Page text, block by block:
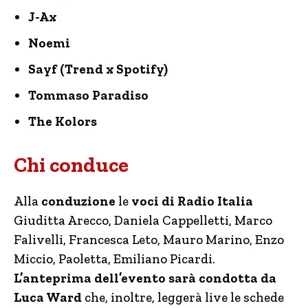
J-Ax
Noemi
Sayf (Trend x Spotify)
Tommaso Paradiso
The Kolors
Chi conduce
Alla conduzione le voci di Radio Italia
Giuditta Arecco, Daniela Cappelletti, Marco
Falivelli, Francesca Leto, Mauro Marino, Enzo
Miccio, Paoletta, Emiliano Picardi.
L’anteprima dell’evento sarà condotta da
Luca Ward che, inoltre, leggerà live le schede